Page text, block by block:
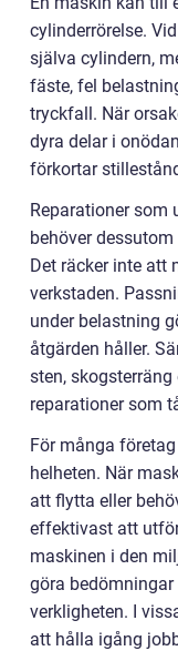
cylinderrörelse.
själva cylindern,
fäste, fel
tryckfall. När
dyra delar i
förkortar
Reparationer som
behöver
Det räcker inte att
verkstaden.
under belastning
åtgärden håller.
sten,
reparationer som
För många
helheten. När
att flytta eller
effektivast att
maskinen i den
göra
verkligheten. I
att hålla igång